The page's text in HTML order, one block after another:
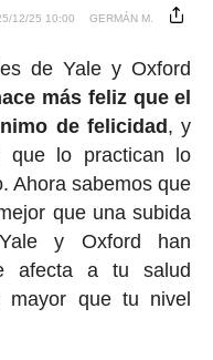
12/25 10:00 GERMÁN M.
de Yale y Oxford
más feliz que el
de felicidad , y
que lo practican lo
Ahora sabemos que
que una subida
y Oxford han
afecta a tu salud
mayor que tu nivel